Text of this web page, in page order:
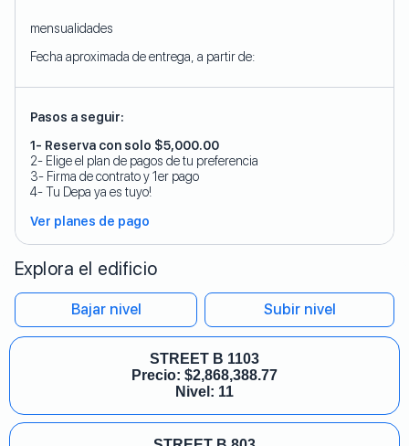
mensualidades
Fecha aproximada de entrega, a partir de:
Pasos a seguir:
1- Reserva con solo $5,000.00
2- Elige el plan de pagos de tu preferencia
3- Firma de contrato y 1er pago
4- Tu Depa ya es tuyo!
Ver planes de pago
Explora el edificio
Bajar nivel Subir nivel
STREET B 1103
Precio: $2,868,388.77
Nivel: 11